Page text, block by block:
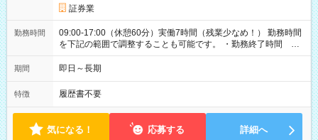
証券業
勤務時間
09:00-17:00（休憩60分）実働7時間（残業少なめ！） 勤務時間
を下記の範囲で調整することも可能です。 ・勤務終了時間
15:30～17:00 ・実働 05:30～07:00
期間 即日～長期
特徴 履歴書不要
気になる！ 応募する 詳細へ